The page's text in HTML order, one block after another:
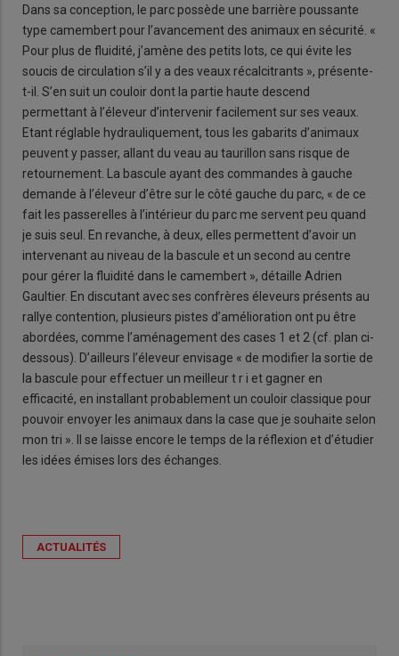
Dans sa conception, le parc possède une barrière poussante
type camembert pour l’avancement des animaux en sécurité. «
Pour plus de fluidité, j’amène des petits lots, ce qui évite les
soucis de circulation s’il y a des veaux récalcitrants », présente-
t-il. S’en suit un couloir dont la partie haute descend
permettant à l’éleveur d’intervenir facilement sur ses veaux.
Etant réglable hydrauliquement, tous les gabarits d’animaux
peuvent y passer, allant du veau au taurillon sans risque de
retournement. La bascule ayant des commandes à gauche
demande à l’éleveur d’être sur le côté gauche du parc, « de ce
fait les passerelles à l’intérieur du parc me servent peu quand
je suis seul. En revanche, à deux, elles permettent d’avoir un
intervenant au niveau de la bascule et un second au centre
pour gérer la fluidité dans le camembert », détaille Adrien
Gaultier. En discutant avec ses confrères éleveurs présents au
rallye contention, plusieurs pistes d’amélioration ont pu être
abordées, comme l’aménagement des cases 1 et 2 (cf. plan ci-
dessous). D’ailleurs l’éleveur envisage « de modifier la sortie de
la bascule pour effectuer un meilleur t r i et gagner en
efficacité, en installant probablement un couloir classique pour
pouvoir envoyer les animaux dans la case que je souhaite selon
mon tri ». Il se laisse encore le temps de la réflexion et d’étudier
les idées émises lors des échanges.
ACTUALITÉS